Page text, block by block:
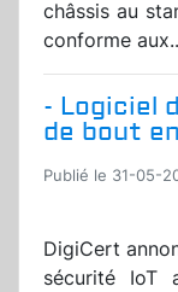
châssis au
conforme
- Logiciel
de bout
Publié le 31-05-
DigiCert
sécurité IoT